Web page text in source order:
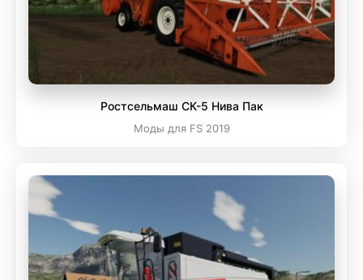
Ростсельмаш СК-5 Нива Пак
Моды для FS 2019